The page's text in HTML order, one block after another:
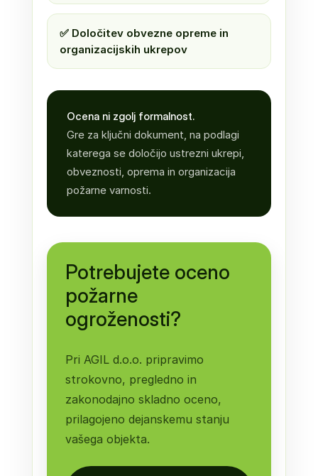
✅ Določitev obvezne opreme in
organizacijskih ukrepov
Ocena ni zgolj formalnost.
Gre za ključni dokument, na podlagi
katerega se določijo ustrezni ukrepi,
obveznosti, oprema in organizacija
požarne varnosti.
Potrebujete oceno
požarne
ogroženosti?
Pri AGIL d.o.o. pripravimo
strokovno, pregledno in
zakonodajno skladno oceno,
prilagojeno dejanskemu stanju
vašega objekta.